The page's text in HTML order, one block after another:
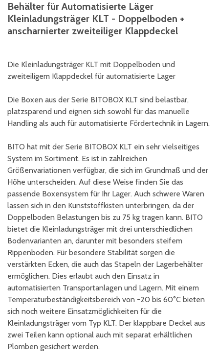
Behälter für Automatisierte Läger
Kleinladungsträger KLT - Doppelboden +
anscharnierter zweiteiliger Klappdeckel
Die Kleinladungsträger KLT mit Doppelboden und
zweiteiligem Klappdeckel für automatisierte Lager
Die Boxen aus der Serie BITOBOX KLT sind belastbar,
platzsparend und eignen sich sowohl für das manuelle
Handling als auch für automatisierte Fördertechnik in Lagern.
BITO hat mit der Serie BITOBOX KLT ein sehr vielseitiges
System im Sortiment. Es ist in zahlreichen
Größenvariationen verfügbar, die sich im Grundmaß und der
Höhe unterscheiden. Auf diese Weise finden Sie das
passende Boxensystem für Ihr Lager. Auch schwere Waren
lassen sich in den Kunststoffkisten unterbringen, da der
Doppelboden Belastungen bis zu 75 kg tragen kann. BITO
bietet die Kleinladungsträger mit drei unterschiedlichen
Bodenvarianten an, darunter mit besonders steifem
Rippenboden. Für besondere Stabilität sorgen die
verstärkten Ecken, die auch das Stapeln der Lagerbehälter
ermöglichen. Dies erlaubt auch den Einsatz in
automatisierten Transportanlagen und Lagern. Mit einem
Temperaturbeständigkeitsbereich von -20 bis 60°C bieten
sich noch weitere Einsatzmöglichkeiten für die
Kleinladungsträger vom Typ KLT. Der klappbare Deckel aus
zwei Teilen kann optional auch mit separat erhältlichen
Plomben gesichert werden.